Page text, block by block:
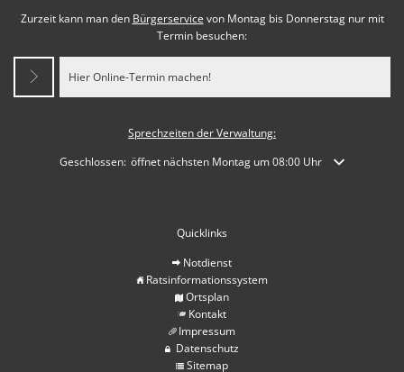
Zurzeit kann man den Bürgerservice von Montag bis Donnerstag nur mit
Termin besuchen:
Hier Online-Termin machen!
Sprechzeiten der Verwaltung:
Klicken, um weitere Öffnungs- oder Schließzeiten auszublenden
Geschlossen: öffnet nächsten Montag um 08:00 Uhr
Quicklinks
Notdienst
Ratsinformationssystem
Ortsplan
Kontakt
Impressum
Datenschutz
Sitemap